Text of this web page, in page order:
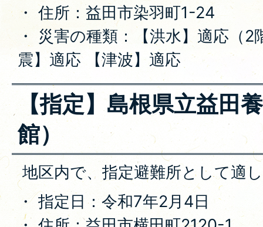
・ 住所：益田市染羽町1-24
・ 災害の種類：【洪水】適応（
震】適応 【津波】適応
【指定】島根県立益田
館）
地区内で、指定避難所として適
・ 指定日：令和7年2月4日